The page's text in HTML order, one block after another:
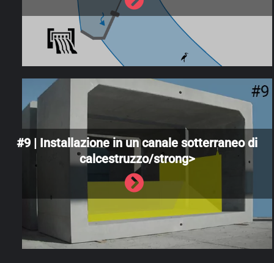
#9 | Installazione in un canale sotterraneo di
calcestruzzo/strong>